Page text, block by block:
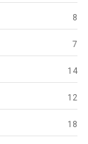
8
7
14
12
18